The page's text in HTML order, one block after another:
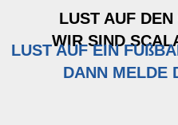
LUST AUF
WIR SIND
LUST AUF EIN
DANN MELDE